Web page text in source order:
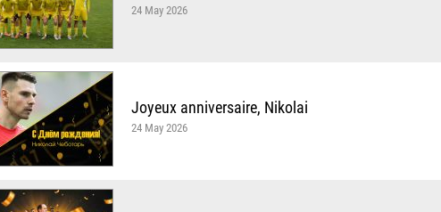
24 May 2026
Joyeux anniversaire, Nikolai
24 May 2026